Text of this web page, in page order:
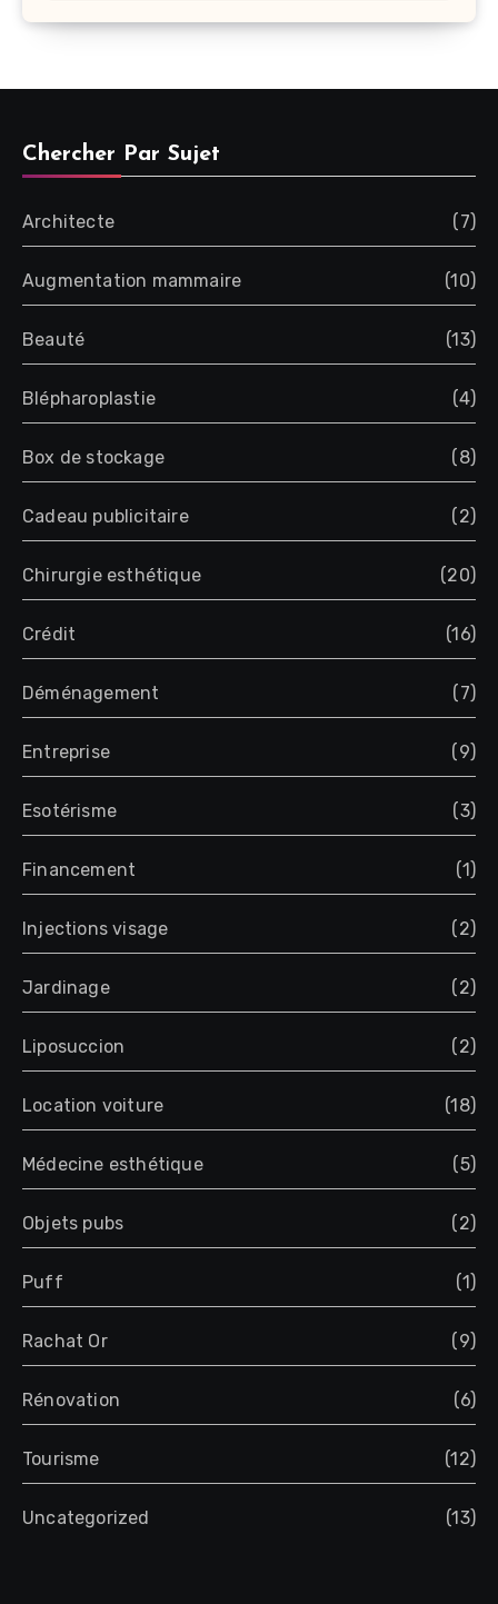
Chercher Par Sujet
Architecte (7)
Augmentation mammaire (10)
Beauté (13)
Blépharoplastie (4)
Box de stockage (8)
Cadeau publicitaire (2)
Chirurgie esthétique (20)
Crédit (16)
Déménagement (7)
Entreprise (9)
Esotérisme (3)
Financement (1)
Injections visage (2)
Jardinage (2)
Liposuccion (2)
Location voiture (18)
Médecine esthétique (5)
Objets pubs (2)
Puff (1)
Rachat Or (9)
Rénovation (6)
Tourisme (12)
Uncategorized (13)